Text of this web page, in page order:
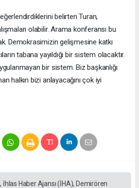
belirten Turan,
olabilir. Arama konferansı bu
Demokrasimizin gelişmesine katkı
tabana yayıldığı bir sistem olacaktır.
bir sistem. Biz başkanlığı
halkın bizi anlayacağını çok iyi
İhlas Haber Ajansı (İHA), Demirören